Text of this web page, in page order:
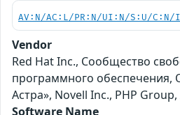
AV:N/AC:L/PR:N/UI:N/S:U/
Vendor
Red Hat Inc., Сообщество
программного обеспечения,
Астра», Novell Inc., PHP
Software Name